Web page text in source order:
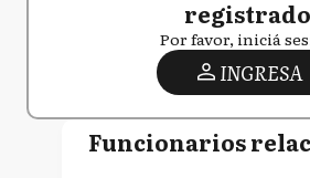
registrado
Por favor, iniciá
INGRESA
Funcionarios